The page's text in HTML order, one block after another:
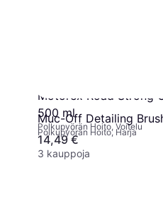
Motorex Road Strong
500 ml
Polkupyörän Hoito, Voitelu
14,49 €
3 kauppoja
Muc-Off Detailing
Polkupyörän Hoito, Harja